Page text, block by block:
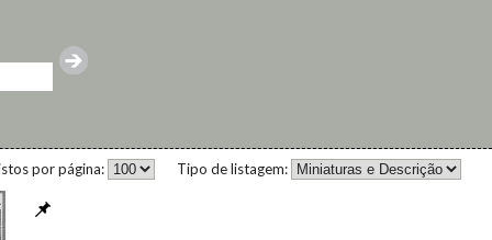
Tipo de listagem:
por página: